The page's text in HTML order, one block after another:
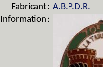
Fabricant: A.B.P.D.R.
Information :